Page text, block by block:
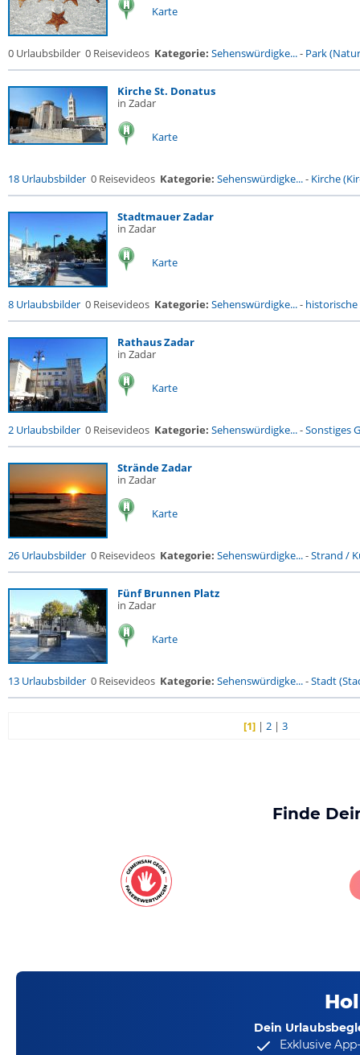
Karte
0 Urlaubsbilder 0 Reisevideos Kategorie: Sehenswürdigke...- Park
Kirche St. Donatus
in Zadar
Karte
18 Urlaubsbilder 0 Reisevideos Kategorie: Sehenswürdigke...- Kirche
Stadtmauer Zadar
in Zadar
Karte
8 Urlaubsbilder 0 Reisevideos Kategorie: Sehenswürdigke...- historische
Rathaus Zadar
in Zadar
Karte
2 Urlaubsbilder 0 Reisevideos Kategorie: Sehenswürdigke...-Sonstiges
Strände Zadar
in Zadar
Karte
26 Urlaubsbilder 0 Reisevideos Kategorie: Sehenswürdigke...-Strand /
Fünf Brunnen Platz
in Zadar
Karte
13 Urlaubsbilder 0 Reisevideos Kategorie: Sehenswürdigke...-Stadt
[1] |2 |3
Finde
Dein
Exklusive